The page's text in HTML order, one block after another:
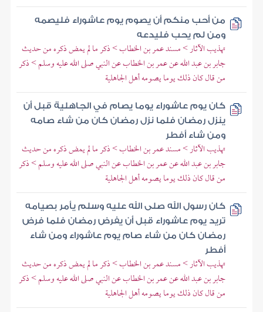
من أحب منكم أن يصوم يوم عاشوراء فليصمه
ومن لم يحب فليدعه
تهذيب الآثار > مسند عمر بن الخطاب > ذكر ما لم يمض ذكره من حديث
جابر بن عبد الله عن عمر بن الخطاب عن النبي صلى الله عليه وسلم > ذكر
من قال كان ذلك يوما يصومه أهل الجاهلية
كان يوم عاشوراء يوما يصام في الجاهلية قبل أن
ينزل رمضان فلما نزل رمضان كان من شاء صامه
ومن شاء أفطر
تهذيب الآثار > مسند عمر بن الخطاب > ذكر ما لم يمض ذكره من حديث
جابر بن عبد الله عن عمر بن الخطاب عن النبي صلى الله عليه وسلم > ذكر
من قال كان ذلك يوما يصومه أهل الجاهلية
كان رسول الله صلى الله عليه وسلم يأمر بصيامه
تريد يوم عاشوراء قبل أن يفرض رمضان فلما فرض
رمضان كان من شاء صام يوم عاشوراء ومن شاء
أفطر
تهذيب الآثار > مسند عمر بن الخطاب > ذكر ما لم يمض ذكره من حديث
جابر بن عبد الله عن عمر بن الخطاب عن النبي صلى الله عليه وسلم > ذكر
من قال كان ذلك يوما يصومه أهل الجاهلية